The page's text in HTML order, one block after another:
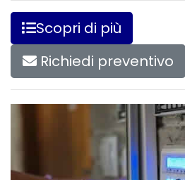
Scopri di più
Richiedi preventivo